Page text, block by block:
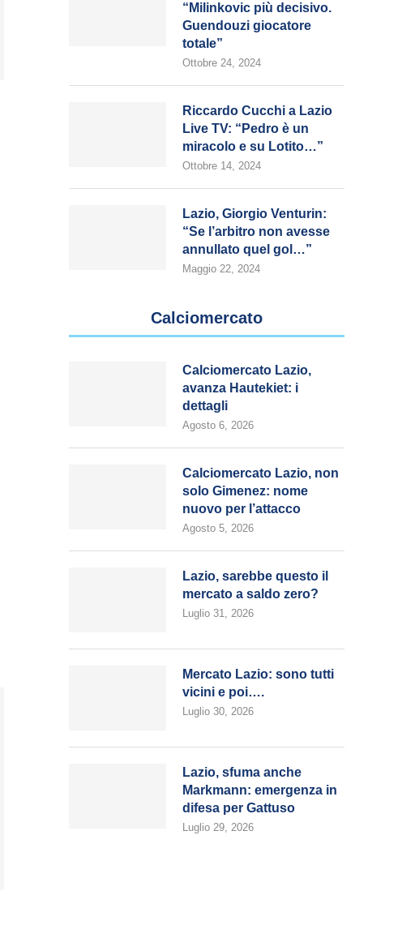
“Milinkovic più decisivo.
Guendouzi giocatore
totale”
Ottobre 24, 2024
Riccardo Cucchi a Lazio
Live TV: “Pedro è un
miracolo e su Lotito…”
Ottobre 14, 2024
Lazio, Giorgio Venturin:
“Se l’arbitro non avesse
annullato quel gol…”
Maggio 22, 2024
Calciomercato
Calciomercato Lazio,
avanza Hautekiet: i
dettagli
Agosto 6, 2026
Calciomercato Lazio, non
solo Gimenez: nome
nuovo per l’attacco
Agosto 5, 2026
Lazio, sarebbe questo il
mercato a saldo zero?
Luglio 31, 2026
Mercato Lazio: sono tutti
vicini e poi….
Luglio 30, 2026
Lazio, sfuma anche
Markmann: emergenza in
difesa per Gattuso
Luglio 29, 2026